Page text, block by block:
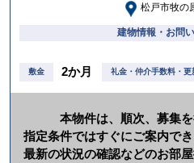
松戸市牧の
建物情報・お問
敷金 2か月 礼金・仲介手数料・更
本物件は、順次、募集
指定条件ではすぐにご案内で
最新の状況の確認などのお部